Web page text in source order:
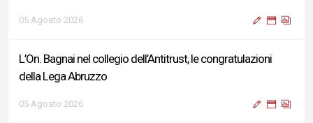
05 Agosto 2026
L’On. Bagnai nel collegio dell’Antitrust, le congratulazioni
della Lega Abruzzo
05 Agosto 2026